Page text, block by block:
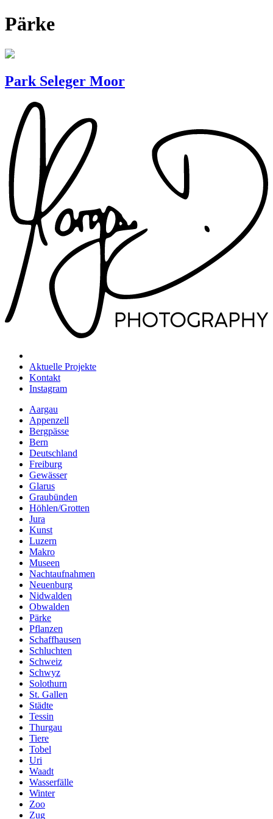
Pärke
Park Seleger Moor
Aktuelle Projekte
Kontakt
Instagram
Aargau
Appenzell
Bergpässe
Bern
Deutschland
Freiburg
Gewässer
Glarus
Graubünden
Höhlen/Grotten
Jura
Kunst
Luzern
Makro
Museen
Nachtaufnahmen
Neuenburg
Nidwalden
Obwalden
Pärke
Pflanzen
Schaffhausen
Schluchten
Schweiz
Schwyz
Solothurn
St. Gallen
Städte
Tessin
Thurgau
Tiere
Tobel
Uri
Waadt
Wasserfälle
Winter
Zoo
Zug